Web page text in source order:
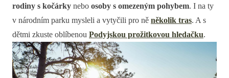
rodiny s kočárky nebo osoby s omezeným pohybem. I na ty
v národním parku mysleli a vytyčili pro ně několik tras. A s
dětmi zkuste oblíbenou Podyjskou prožitkovou hledačku.